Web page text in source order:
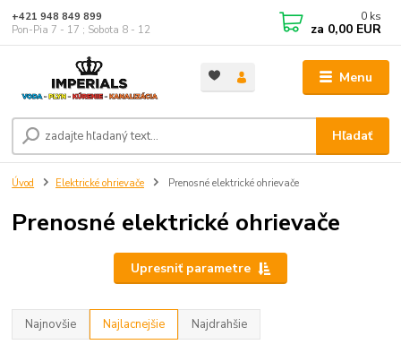
Menu
Hľadať
+421 948 849 899
Pon-Pia 7 - 17 ; Sobota 8 - 12
0 ks
za 0,00 EUR
Úvod Elektrické ohrievače Prenosné elektrické ohrievače
Prenosné elektrické ohrievače
Upresniť parametre
Najnovšie Najlacnejšie Najdrahšie